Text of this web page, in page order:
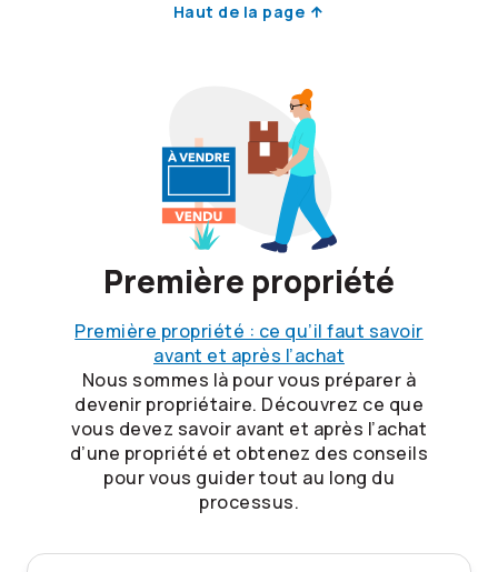
Haut de la page
Première propriété
Première propriété : ce qu’il faut savoir
avant et après l’achat
Nous sommes là pour vous préparer à
devenir propriétaire. Découvrez ce que
vous devez savoir avant et après l’achat
d’une propriété et obtenez des conseils
pour vous guider tout au long du
processus.